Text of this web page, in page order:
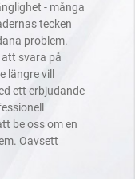
- många
tecken
problem.
svara på
längre vill
ett erbjudande
be oss om en
Oavsett